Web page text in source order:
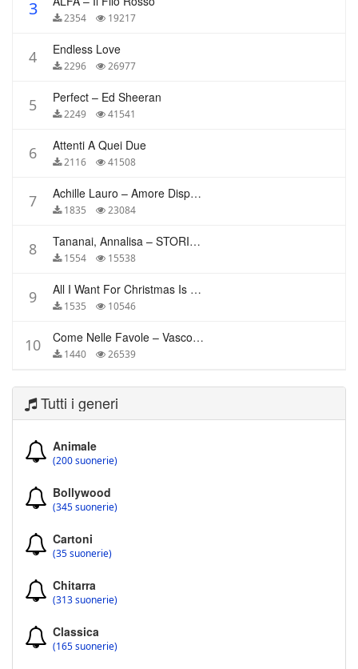
3 2354 19217
4 Endless Love
2296 26977
5 Perfect – Ed Sheeran
2249 41541
6 Attenti A Quei Due
2116 41508
7 Achille Lauro – Amore Disperato
1835 23084
8 Tananai, Annalisa – STORIE BREVI
1554 15538
9 All I Want For Christmas Is You – Mariah Carey
1535 10546
10 Come Nelle Favole – Vasco Rossi
1440 26539
Tutti i generi
Animale
(200 suonerie)
Bollywood
(345 suonerie)
Cartoni
(35 suonerie)
Chitarra
(313 suonerie)
Classica
(165 suonerie)